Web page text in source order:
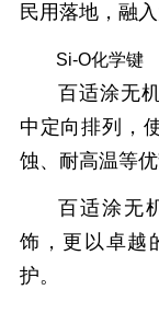
民用落地，融
Si-O化学键
百适涂无
中定向排列，
蚀、耐高温等优
百适涂无
饰，更以卓越
护。